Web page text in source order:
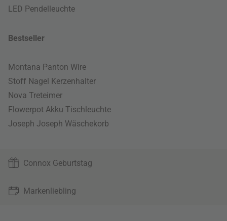
LED Pendelleuchte
Bestseller
Montana Panton Wire
Stoff Nagel Kerzenhalter
Nova Treteimer
Flowerpot Akku Tischleuchte
Joseph Joseph Wäschekorb
Connox Geburtstag
Markenliebling